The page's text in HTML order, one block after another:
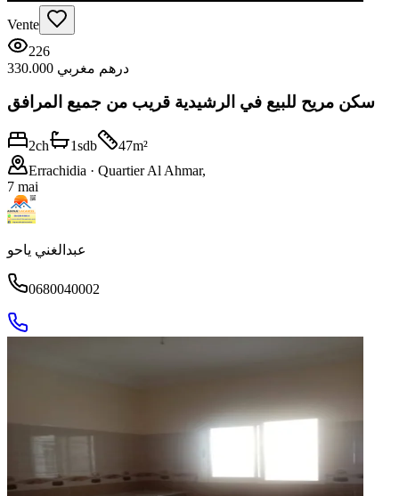
Vente
226
330.000 درهم مغربي
سكن مريح للبيع في الرشيدية قريب من جميع المرافق
2ch 1sdb 47m²
Errachidia · Quartier Al Ahmar,
7 mai
عبدالغني ياحو
0680040002